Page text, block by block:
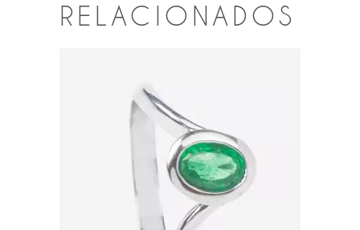
RELACIONADOS